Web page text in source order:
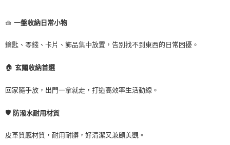
１．透過由恩沛科技股份有限公司提供之「AFTEE先享後付」服務完成之交
權轉讓予恩沛科技股份有限公司。
https://aftee.tw/terms/#terms3
３．未成年的使用者請事先徵得法定代理人或監護人之同意方可使用
任。
時審查核予不同之上限額度；若仍有額度不足之情形，本公司將視審查結果
請求用戶進行身份認證。
恩沛科技股份有限公司將有權停止該用戶之使用額度並採取法律行動。
每筆NT$150，滿NT$1,000(含以上)免運費
🧺 一盤收納日常小物
鑰匙、零錢、卡片、飾品集中放置，告別找不到東西的日常困擾。
🏠 玄關收納首選
回家隨手放，出門一拿就走，打造高效率生活動線。
🛡️ 防潑水耐用材質
皮革質感材質，耐用耐髒，好清潔又兼顧美觀。